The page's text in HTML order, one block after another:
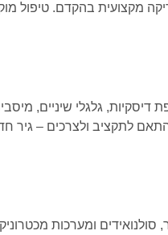
מקצועית בהקדם. טיפול
גלגלי שיניים,
לתקציב ולצרכים – גיר
ומערכות